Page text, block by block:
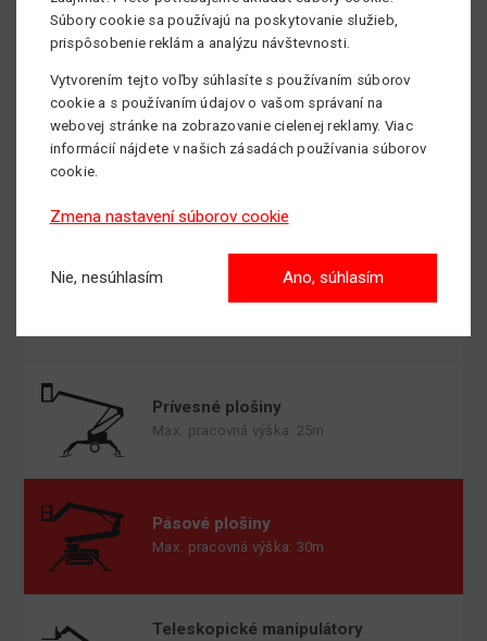
Kĺbové plošiny
Max. pracovná výška: 43m
Teleskopické plošiny
Prívesné plošiny
Max. pracovná výška: 25m
Pásové plošiny
Max. pracovná výška: 30m
Teleskopické manipulátory
Súbory cookie sa používajú na poskytovanie služieb,
prispôsobenie reklám a analýzu návštevnosti.
Vytvorením tejto voľby súhlasíte s používaním súborov
cookie a s používaním údajov o vašom správaní na
webovej stránke na zobrazovanie cielenej reklamy. Viac
informácií nájdete v našich zásadách používania súborov
cookie.
Zmena nastavení súborov cookie
Nie, nesúhlasím Ano, súhlasím